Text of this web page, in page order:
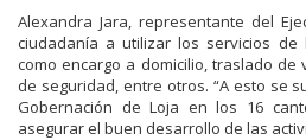
Alexandra Jara, representante del
ciudadanía a utilizar los servicios de
como encargo a domicilio, traslado
de seguridad, entre otros. “A esto se
Gobernación de Loja en los 16
asegurar el buen desarrollo de las